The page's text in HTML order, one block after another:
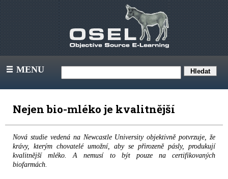
III MENU
Nejen bio-mléko je kvalitnější
Nová studie vedená na Newcastle University objektivně potvrzuje, že
krávy, kterým chovatelé umožní, aby se přirozeně pásly, produkují
kvalitnější mléko. A nemusí to být pouze na certifikovaných
biofarmách.